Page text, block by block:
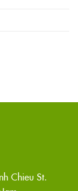
Chieu St.